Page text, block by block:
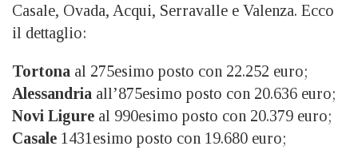
Casale, Ovada, Acqui, Serravalle e Valenza. Ecco
il dettaglio:
Tortona al 275esimo posto con 22.252 euro;
Alessandria all’875esimo posto con 20.636 euro;
Novi Ligure al 990esimo posto con 20.379 euro;
Casale 1431esimo posto con 19.680 euro;